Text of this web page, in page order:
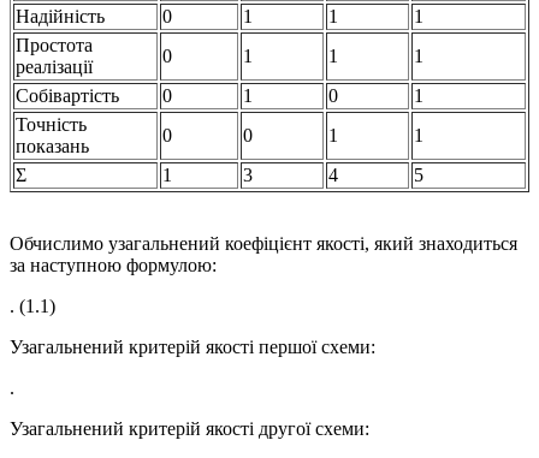
Надійність
0 1 1
1
Простота
реалізації
0 1 1
1
Собівартість
0 1 0
1
Точність
показань
0 0 1
1
Σ
1 3 4 5
Обчислимо узагальнений коефіцієнт якості, який знаходиться
за наступною формулою:
. (1.1)
Узагальнений критерій якості першої схеми:
.
Узагальнений критерій якості другої схеми: